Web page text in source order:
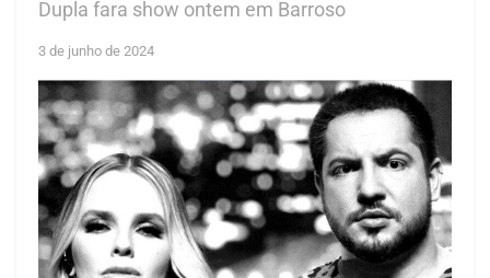
Dupla fara show ontem em Barroso
3 de junho de 2024